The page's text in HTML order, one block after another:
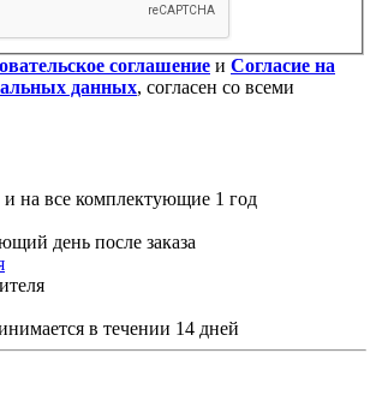
соглашение и Согласие на
данных, согласен со всеми
и на все комплектующие 1 год
день после заказа
в течении 14 дней